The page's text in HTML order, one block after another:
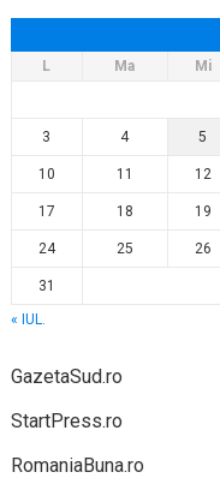
L Ma Mi
3 4 5
10 11 12
17 18 19
24 25 26
31
« IUL.
GazetaSud.ro
StartPress.ro
RomaniaBuna.ro